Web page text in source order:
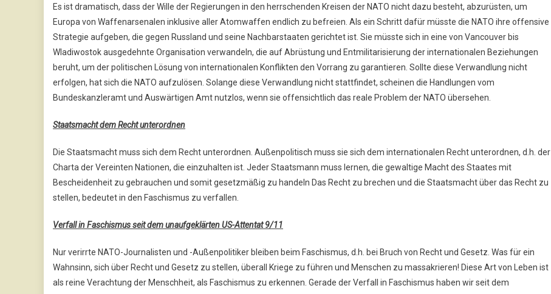
Es ist dramatisch, dass der Wille der Regierungen in den herrschenden Kreisen der NATO nicht dazu besteht, abzurüsten, um
Europa von Waffenarsenalen inklusive aller Atomwaffen endlich zu befreien. Als ein Schritt dafür müsste die NATO ihre offensive
Strategie aufgeben, die gegen Russland und seine Nachbarstaaten gerichtet ist. Sie müsste sich in eine von Vancouver bis
Wladiwostok ausgedehnte Organisation verwandeln, die auf Abrüstung und Entmilitarisierung der internationalen Beziehungen
beruht, um der politischen Lösung von internationalen Konflikten den Vorrang zu garantieren. Sollte diese Verwandlung nicht
erfolgen, hat sich die NATO aufzulösen. Solange diese Verwandlung nicht stattfindet, scheinen die Handlungen vom
Bundeskanzleramt und Auswärtigen Amt nutzlos, wenn sie offensichtlich das reale Problem der NATO übersehen.
Staatsmacht dem Recht unterordnen
Die Staatsmacht muss sich dem Recht unterordnen. Außenpolitisch muss sie sich dem internationalen Recht unterordnen, d.h. der
Charta der Vereinten Nationen, die einzuhalten ist. Jeder Staatsmann muss lernen, die gewaltige Macht des Staates mit
Bescheidenheit zu gebrauchen und somit gesetzmäßig zu handeln Das Recht zu brechen und die Staatsmacht über das Recht zu
stellen, bedeutet in den Faschismus zu verfallen.
Verfall in Faschismus seit dem unaufgeklärten US-Attentat 9/11
Nur verirrte NATO-Journalisten und -Außenpolitiker bleiben beim Faschismus, d.h. bei Bruch von Recht und Gesetz. Was für ein
Wahnsinn, sich über Recht und Gesetz zu stellen, überall Kriege zu führen und Menschen zu massakrieren! Diese Art von Leben ist
als reine Verachtung der Menschheit, als Faschismus zu erkennen. Gerade der Verfall in Faschismus haben wir seit dem